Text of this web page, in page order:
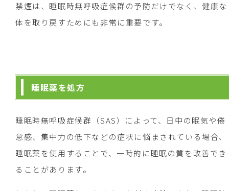
禁煙は、睡眠時無呼吸症候群の予防だけでなく、健康な
体を取り戻すためにも非常に重要です。
睡眠薬を処方
睡眠時無呼吸症候群（SAS）によって、日中の眠気や倦
怠感、集中力の低下などの症状に悩まされている場合、
睡眠薬を使用することで、一時的に睡眠の質を改善でき
ることがあります。